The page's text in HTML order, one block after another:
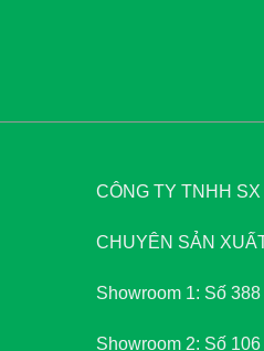
CÔNG TY TNHH
CHUYÊN SẢN
Showroom 1: Số
Showroom 2: Số